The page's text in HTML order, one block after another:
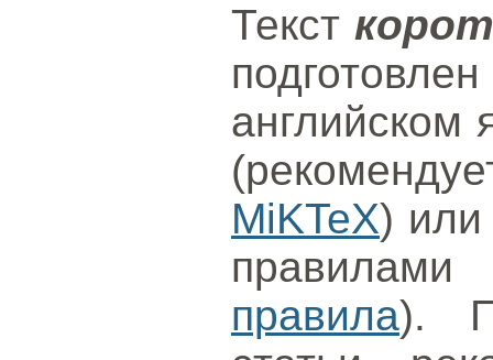
Текст
английском
MiKTeX) или
правила).